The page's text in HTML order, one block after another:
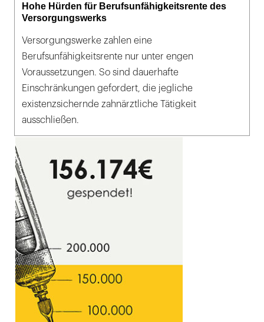
Hohe Hürden für Berufsunfähigkeitsrente des
Versorgungswerks
Versorgungswerke zahlen eine
Berufsunfähigkeitsrente nur unter engen
Voraussetzungen. So sind dauerhafte
Einschränkungen gefordert, die jegliche
existenzsichernde zahnärztliche Tätigkeit
ausschließen.